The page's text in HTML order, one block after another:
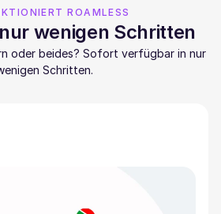
ROAMLESS
wenigen Schritten
oder beides? Sofort verfügbar in nur
Schritten.